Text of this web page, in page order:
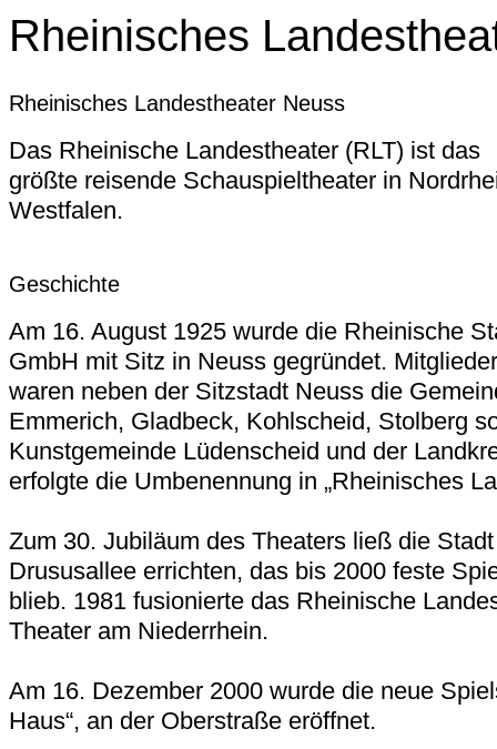
Rheinisches
Rheinisches Landestheater Neuss
Das Rheinische Landestheater (RLT) ist das
größte reisende Schauspieltheater in
Westfalen.
Geschichte
Am 16. August 1925 wurde die Rheinische
GmbH mit Sitz in Neuss gegründet.
waren neben der Sitzstadt Neuss die
Emmerich, Gladbeck, Kohlscheid, Stolberg
Kunstgemeinde Lüdenscheid und der
erfolgte die Umbenennung in „Rheinisches
Zum 30. Jubiläum des Theaters ließ die
Drususallee errichten, das bis 2000 feste
blieb. 1981 fusionierte das Rheinische
Theater am Niederrhein.
Am 16. Dezember 2000 wurde die neue
Haus“, an der Oberstraße eröffnet.